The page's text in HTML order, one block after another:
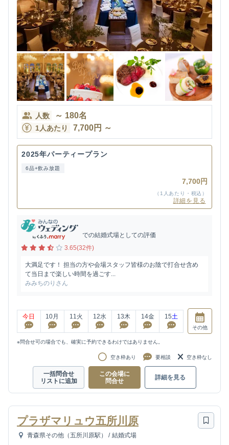
人数 ～ 180名
1人あたり 7,700円 ～
2025年パーティープラン
6品+飲み放題
7,700円
（1人あたり・税込）
詳細を見る
での結婚式場としての評価
3.65(32件)
大満足です！ 担当の方や会場スタッフ皆様のお陰で打合せ含め
て当日まで楽しい時間を過ごす...
みみちのりさん
今日 10月 11 火 12水 13木 14金 15土
その他
※問合せ可の場合でも、確実に予約できるわけではありません。
空き枠あり 要相談 空き枠なし
一括問合せ
リストに追加
この会場に
問合せ
詳細を見る
プラザマリュウ五所川原
青森県その他（五所川原駅） / 結婚式場